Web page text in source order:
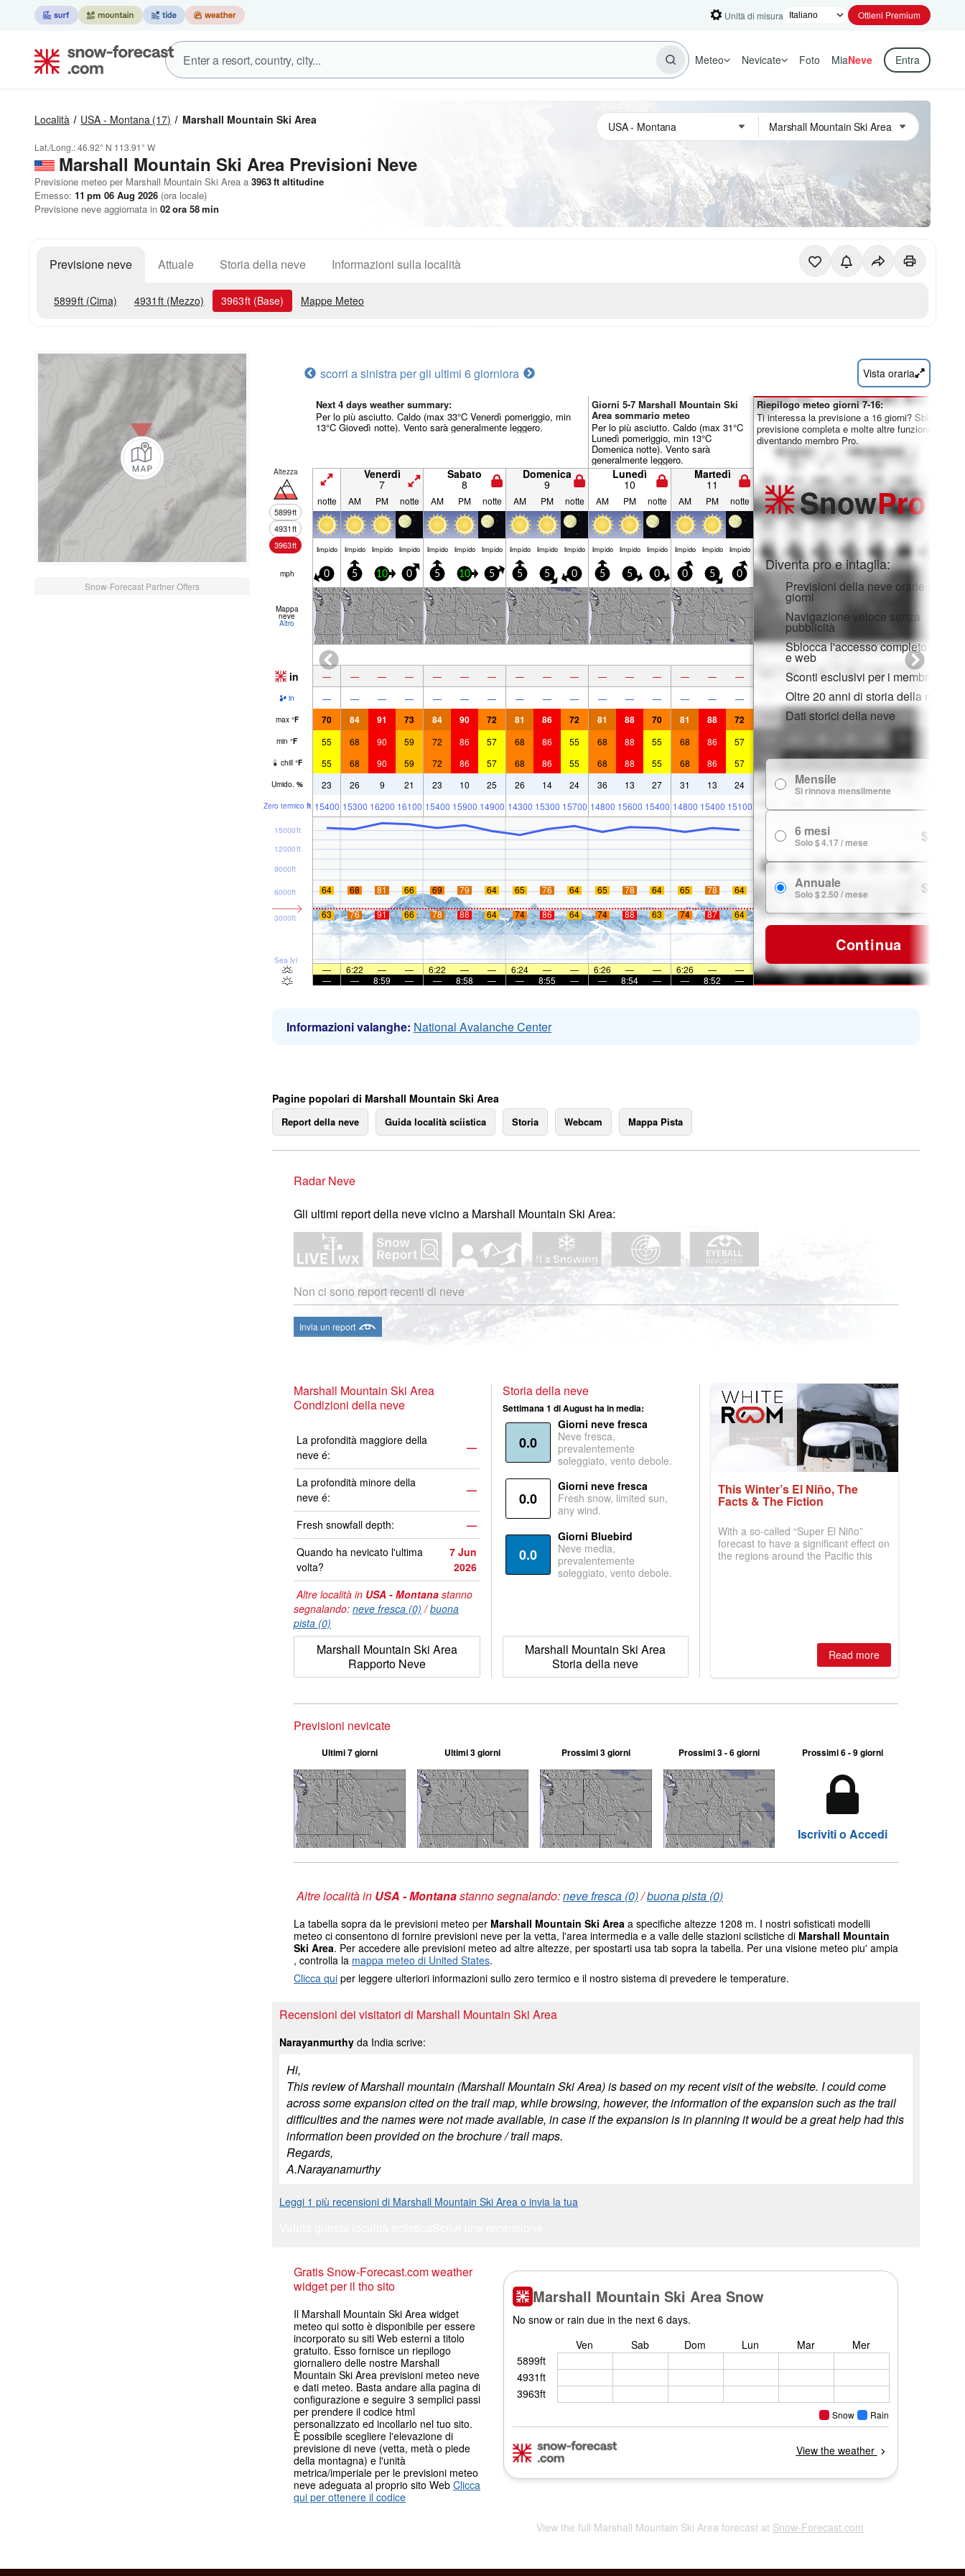
Unità di misura Ottieni Premium
Meteo Nevicate Foto MiaNeve Entra
Località USA - Montana (17) Marshall Mountain Ski Area
Lat./Long.:46.92° N 113.91° W
Marshall Mountain Ski Area Previsioni Neve
Previsione meteo per Marshall Mountain Ski Area a 3963ft altitudine
Emesso: 11 pm 06 Aug 2026 (ora locale)
Previsione neve aggiornata in 02ora 58min
Previsione neve Attuale Storia della neve Informazioni sulla località
5899ft (Cima) 4931 ft (Mezzo) 3963ft (Base) Mappe Meteo
Snow-Forecast Partner Offers
scorri a sinistra per gli ultimi 6 giorniora Vista oraria
Next 4 days weather summary:
Per lo più asciutto. Caldo (max 33°C Venerdì pomeriggio, min
13°C Giovedì notte). Vento sarà generalmente leggero.
Giorni 5-7 Marshall Mountain Ski
Area sommario meteo
Per lo più asciutto. Caldo (max 31°C
Lunedì pomeriggio, min 13°C
Domenica notte). Vento sarà
generalmente leggero.
Altezza
5899ft
4931ft
3963ft
Venerdì
7
Sabato
8
Domenica
9
Lunedì
10
Martedì
11
notte AM PM notte AM PM notte AM PM notte AM PM notte AM PM notte
limp­ido limp­ido limp­ido limp­ido limp­ido limp­ido limp­ido limp­ido limp­ido limp­ido limp­ido limp­ido limp­ido limp­ido limp­ido limp­ido
mph 0 5 10 0 5 10 5 5 5 0 5 5 0 0 5 0
Mappa
neve
Altro
in — — — — — — — — — — — — — — — —
in — — — — — — — — — — — — — — — —
max °F 70 84 91 73 84 90 72 81 86 72 81 88 70 81 88 72
min °F 55 68 90 59 72 86 57 68 86 55 68 88 55 68 86 57
chill °F 55 68 90 59 72 86 57 68 86 55 68 88 55 68 86 57
Umido. % 23 26 9 21 23 10 25 26 14 24 36 13 27 31 13 24
Zero termico ft 15400 15300 16200 16100 15400 15900 14900 14300 15300 15700 14800 15600 15400 14800 15400 15100
Sea lvl
3000ft
6000ft
9000ft
12000ft
15000ft
64 68 81 66 69 79 64 65 76 64 65 78 64 65 78 64
63 76 91 66 78 88 64 74 86 64 74 88 63 74 87 64
— 6:22 — — 6:22 — — 6:24 — — 6:26 — — 6:26 —
—
—
— 8:59 — — 8:58 — — 8:55 — — 8:54 — — 8:52 —
Riepilogo meteo giorni 7-16:
Ti interessa la previsione a 16 giorni? Sblocca la
previsione completa e molte altre funzionalità
diventando membro Pro.
SnowPro
Diventa pro e intaglia:
Previsioni della neve orarie e a 16
giorni
Navigazione veloce senza
pubblicità
Sblocca l'accesso completo su app
e web
Sconti esclusivi per i membri
Oltre 20 anni di storia della neve
Dati storici della neve
Mensile
Si rinnova mensilmente
6 mesi
Solo $ 4.17 / mese $ 24.99
Annuale
Solo $ 2.50 / mese $ 29.99
Continua
Informazioni valanghe: National Avalanche Center
Pagine popolari di Marshall Mountain Ski Area
Report della neve Guida località sciistica Storia Webcam Mappa Pista
Radar Neve
Gli ultimi report della neve vicino a Marshall Mountain Ski Area:
Non ci sono report recenti di neve
Invia un report
Marshall Mountain Ski Area
Condizioni della neve
La profondità maggiore della
neve é:
—
La profondità minore della
neve é:
—
Fresh snowfall depth:
—
Quando ha nevicato l'ultima
volta?
7 Jun
2026
Altre località in USA - Montana stanno
segnalando: neve fresca (0) /buona
pista (0)
Marshall Mountain Ski Area
Rapporto Neve
Storia della neve
Settimana 1 di August ha in media:
0.0
Giorni neve fresca
Neve fresca,
prevalentemente
soleggiato, vento debole.
0.0
Giorni neve fresca
Fresh snow, limited sun,
any wind.
0.0
Giorni Bluebird
Neve media,
prevalentemente
soleggiato, vento debole.
Marshall Mountain Ski Area
Storia della neve
This Winter’s El Niño, The
Facts & The Fiction
With a so-called “Super El Niño”
forecast to have a significant effect on
the regions around the Pacific this
Read more
Previsioni nevicate
Ultimi 7 giorni Ultimi 3 giorni Prossimi 3 giorni Prossimi 3 - 6 giorni Prossimi 6 - 9 giorni
Iscriviti o Accedi
Altre località in USA - Montanastanno segnalando:neve fresca (0)/buona pista (0)
La tabella sopra da le previsioni meteo per Marshall Mountain Ski Area a specifiche altezze 1208 m. I nostri sofisticati modelli
meteo ci consentono di fornire previsioni neve per la vetta, l'area intermedia e a valle delle stazioni sciistiche di Marshall Mountain
Ski Area. Per accedere alle previsioni meteo ad altre altezze, per spostarti usa tab sopra la tabella. Per una visione meteo piu' ampia
, controlla la mappa meteo di United States.
Clicca qui per leggere ulteriori informazioni sullo zero termico e il nostro sistema di prevedere le temperature.
Recensioni dei visitatori di Marshall Mountain Ski Area
Narayanmurthy da India scrive:
Hi,
This review of Marshall mountain (Marshall Mountain Ski Area) is based on my recent visit of the website. I could come
across some expansion cited on the trail map, while browsing, however, the information of the expansion such as the trail
difficulties and the names were not made available, in case if the expansion is in planning it would be a great help had this
information been provided on the brochure / trail maps.
Regards,
A.Narayanamurthy
Leggi 1 più recensioni di Marshall Mountain Ski Area o invia la tua
Gratis Snow-Forecast.com weather
widget per il tho sito
Il Marshall Mountain Ski Area widget
meteo qui sotto è disponibile per essere
incorporato su siti Web esterni a titolo
gratuito. Esso fornisce un riepilogo
giornaliero delle nostre Marshall
Mountain Ski Area previsioni meteo neve
e dati meteo. Basta andare alla pagina di
configurazione e seguire 3 semplici passi
per prendere il codice html
personalizzato ed incollarlo nel tuo sito.
È possibile scegliere l'elevazione di
previsione di neve (vetta, metà o piede
della montagna) e l'unità
metrica/imperiale per le previsioni meteo
neve adeguata al proprio sito Web Clicca
qui per ottenere il codice
View the full Marshall Mountain Ski Area forecast at Snow-Forecast.com